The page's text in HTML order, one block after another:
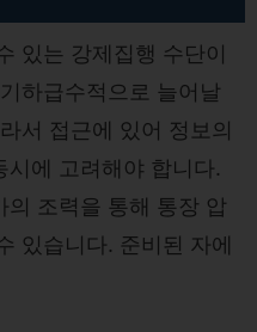
있는 강제집행 수단이
하급수적으로 늘어날
서 접근에 있어 정보의
시에 고려해야 합니다.
의 조력을 통해 통장 압
있습니다. 준비된 자에